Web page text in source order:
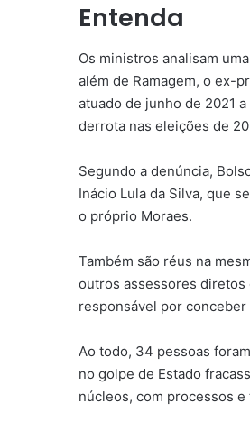
Entenda
Os ministros analisam
além de Ramagem, o ex-
atuado de junho de 2021
derrota nas eleições de
Segundo a denúncia,
Inácio Lula da Silva, que
o próprio Moraes.
Também são réus na
outros assessores diretos
responsável por
Ao todo, 34 pessoas
no golpe de Estado
núcleos, com processos